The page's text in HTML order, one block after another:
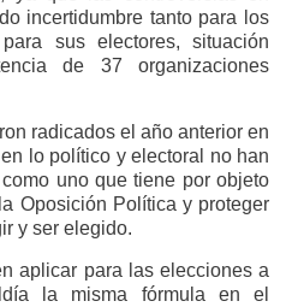
incertidumbre tanto para los
sus electores, situación
de 37 organizaciones
radicados el año anterior en
lo político y electoral no han
uno que tiene por objeto
Oposición Política y proteger
y ser elegido.
aplicar para las elecciones a
la misma fórmula en el